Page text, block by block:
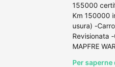
155000
Km 150000
usura) -
Revisionata
MAPFRE
Per saperne